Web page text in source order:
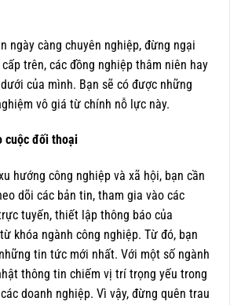
ngày càng chuyên nghiệp, đừng ngại
trên, các đồng nghiệp thâm niên hay
của mình. Bạn sẽ có được những
vô giá từ chính nỗ lực này.
cuộc đối thoại
hướng công nghiệp và xã hội, bạn cần
dõi các bản tin, tham gia vào các
tuyến, thiết lập thông báo của
khóa ngành công nghiệp. Từ đó, bạn
tin tức mới nhất. Với một số ngành
thông tin chiếm vị trí trọng yếu trong
doanh nghiệp. Vì vậy, đừng quên trau